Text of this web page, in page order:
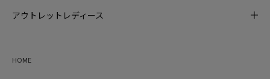
アウトレットレディース
HOME